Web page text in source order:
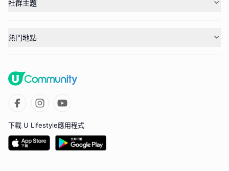
社群主題
熱門地點
下載 U Lifestyle應用程式